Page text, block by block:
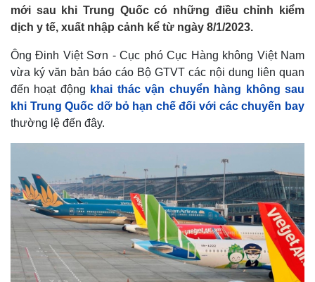
mới sau khi Trung Quốc có những điều chỉnh kiểm
dịch y tế, xuất nhập cảnh kể từ ngày 8/1/2023.
Ông Đinh Việt Sơn - Cục phó Cục Hàng không Việt Nam
vừa ký văn bản báo cáo Bộ GTVT các nội dung liên quan
đến hoạt động khai thác vận chuyển hàng không sau
khi Trung Quốc dỡ bỏ hạn chế đối với các chuyến bay
thường lệ đến đây.